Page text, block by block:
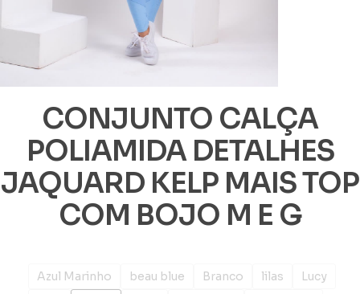
CONJUNTO CALÇA
POLIAMIDA DETALHES
JAQUARD KELP MAIS TOP
COM BOJO M E G
Azul Marinho beau blue Branco lilas
Lucy